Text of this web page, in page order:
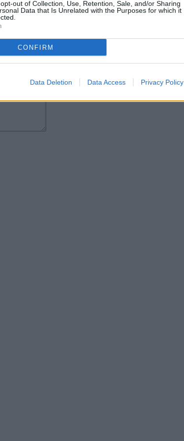
out of Collection, Use, Retention, Sale, and/or Sharing
Data that Is Unrelated with the Purposes for which it
CONFIRM
Data Deletion Data Access Privacy Policy
y fuera de la isla su